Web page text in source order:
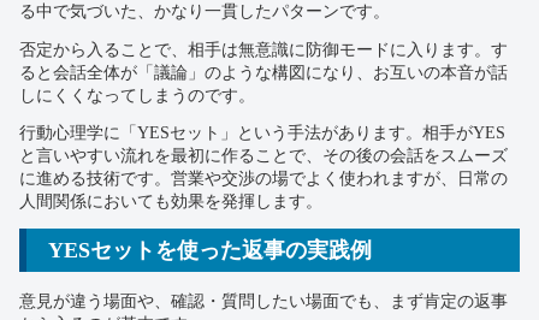
る中で気づいた、かなり一貫したパターンです。
否定から入ることで、相手は無意識に防御モードに入ります。す
ると会話全体が「議論」のような構図になり、お互いの本音が話
しにくくなってしまうのです。
行動心理学に「YESセット」という手法があります。相手がYES
と言いやすい流れを最初に作ることで、その後の会話をスムーズ
に進める技術です。営業や交渉の場でよく使われますが、日常の
人間関係においても効果を発揮します。
YESセットを使った返事の実践例
意見が違う場面や、確認・質問したい場面でも、まず肯定の返事